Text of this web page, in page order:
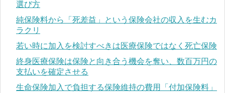
選び方
純保険料から「死差益」という保険会社の収入を生むカ
ラクリ
若い時に加入を検討すべきは医療保険ではなく死亡保険
終身医療保険は保険と向き合う機会を奪い、数百万円の
支払いを確定させる
生命保険加入で負担する保険維持の費用「付加保険料」